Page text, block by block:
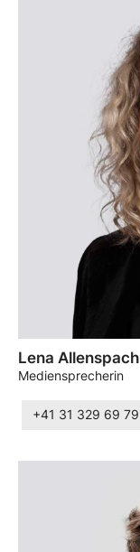
Lena Allenspach
Mediensprecherin
+41 31 329 69 79